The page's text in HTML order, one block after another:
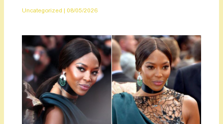
Uncategorized 08/05/2026